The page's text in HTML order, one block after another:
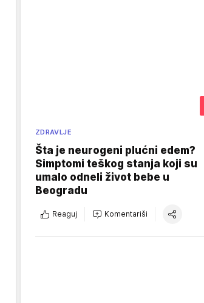
ZDRAVLJE
Šta je neurogeni plućni edem?
Simptomi teškog stanja koji su
umalo odneli život bebe u
Beogradu
Reaguj Komentariši